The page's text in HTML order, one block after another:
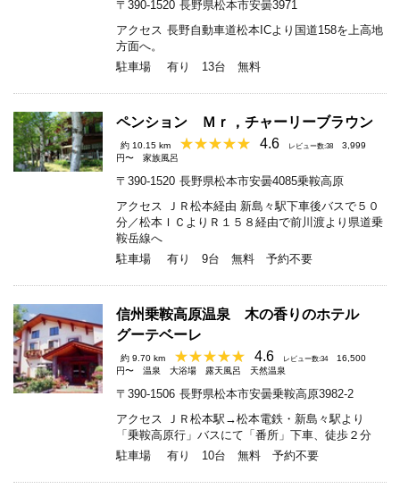
〒390-1520 長野県松本市安曇3971
アクセス 長野自動車道松本ICより国道158を上高地
方面へ。
駐車場
有り 13台 無料
ペンション Ｍｒ，チャーリーブラウン
約 10.15 km 4.6 レビュー数:38
3,999
円〜
家族風呂
〒390-1520 長野県松本市安曇4085乗鞍高原
アクセス
ＪＲ松本経由 新島々駅下車後バスで５０
分／松本ＩＣよりＲ１５８経由で前川渡より県道乗
鞍岳線へ
駐車場
有り 9台 無料 予約不要
信州乗鞍高原温泉 木の香りのホテル
グーテベーレ
約 9.70 km 4.6 レビュー数:34
16,500
円〜
温泉 大浴場 露天風呂 天然温泉
〒390-1506 長野県松本市安曇乗鞍高原3982-2
アクセス
ＪＲ松本駅→松本電鉄・新島々駅より
「乗鞍高原行」バスにて「番所」下車、徒歩２分
駐車場
有り 10台 無料 予約不要